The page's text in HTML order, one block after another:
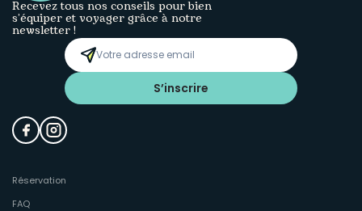
Recevez tous nos conseils pour bien
s’équiper et voyager grâce à notre
newsletter !
S’inscrire
Réservation
FAQ